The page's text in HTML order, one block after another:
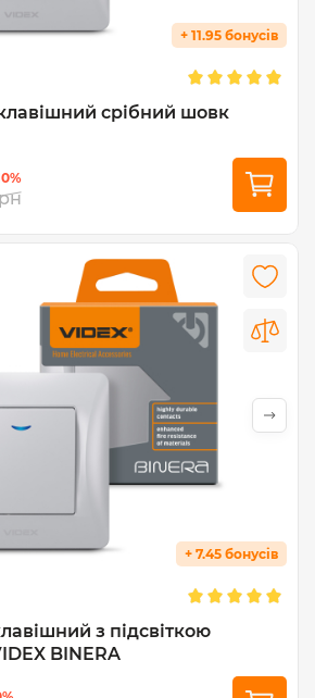
+ 11.95 бонусів
срібний шовк
+ 7.45 бонусів
з підсвіткою
BINERA